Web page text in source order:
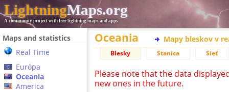
LightningMaps.org
A community project with free lightning maps and apps
Maps and statistics
Real Time
Európa
Oceania
America
Oceania Mapy bleskov v
Blesky Stanica Sieť
Please note that the data
new ones in the future.